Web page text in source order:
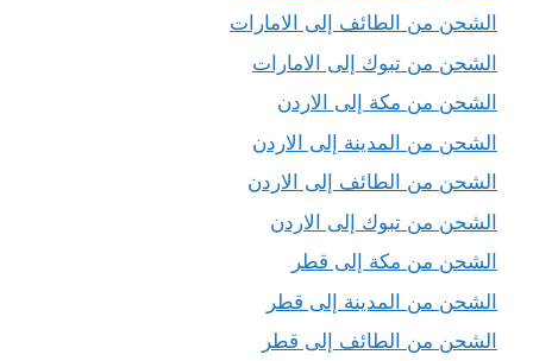
الشحن من الطائف إلى الامارات
الشحن من تبوك إلى الامارات
الشحن من مكة إلى الاردن
الشحن من المدينة إلى الاردن
الشحن من الطائف إلى الاردن
الشحن من تبوك إلى الاردن
الشحن من مكة إلى قطر
الشحن من المدينة إلى قطر
الشحن من الطائف إلى قطر